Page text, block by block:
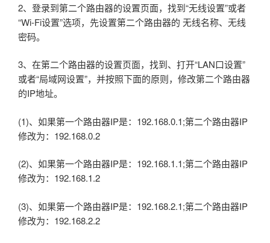
2、登录到第二个路由器的设置页面，找到“无线设置”或者
“Wi-Fi设置”选项，先设置第二个路由器的 无线名称、无线
密码。
3、在第二个路由器的设置页面，找到、打开“LAN口设置”
或者“局域网设置”，并按照下面的原则，修改第二个路由器
的IP地址。
(1)、如果第一个路由器IP是：192.168.0.1;第二个路由器IP
修改为：192.168.0.2
(2)、如果第一个路由器IP是：192.168.1.1;第二个路由器IP
修改为：192.168.1.2
(3)、如果第一个路由器IP是：192.168.2.1;第二个路由器IP
修改为：192.168.2.2